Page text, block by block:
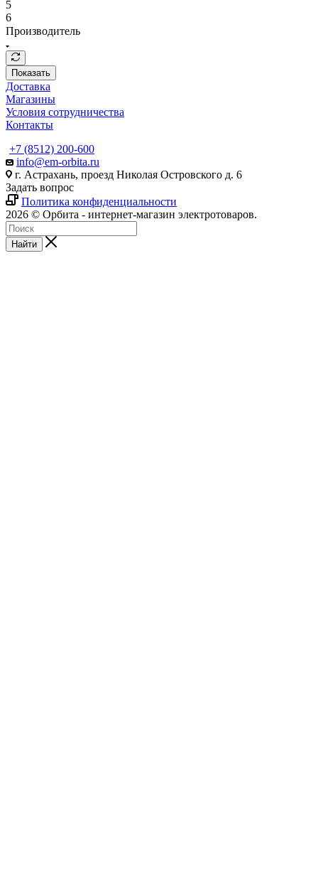
5
6
Производитель
Показать
Доставка
Магазины
Условия сотрудничества
Контакты
+7 (8512) 200-600
info@em-orbita.ru
г. Астрахань, проезд Николая Островского д. 6
Задать вопрос
Политика конфиденциальности
2026 © Орбита - интернет-магазин электротоваров.
Найти